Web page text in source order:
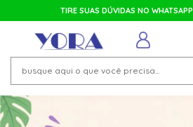
TIRE SUAS DÚVIDAS NO WHATSAPP